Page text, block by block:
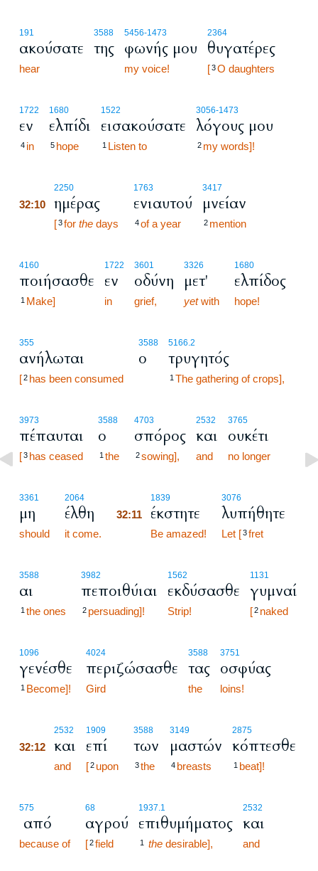
191
ακούσατε
hear
3588
της
5456-1473
φωνής μου
my voice!
2364
θυγατέρες
[3O daughters
1722
εν
4 in
1680
ελπίδι
5 hope
1522
εισακούσατε
1 Listen to
3056-1473
λόγους μου
2 my words]!
2250
32:10 ημέρας
[3for the days
1763
ενιαυτού
4of a year
3417
μνείαν
2 mention
4160
ποιήσασθε
1 Make]
1722
εν
in
3601
οδύνη
grief,
3326
μετ'
yetwith
1680
ελπίδος
hope!
355
ανήλωται
[2 has been consumed
3588
ο
5166.2
τρυγητός
1 The gathering of crops],
3973
πέπαυται
[3 has ceased
3588
ο
1 the
4703
σπόρος
2sowing],
2532
και
and
3765
ουκέτι
no longer
3361
μη
should
2064
έλθη
it come.
1839
32:11 έκστητε
Be amazed!
3076
λυπήθητε
Let [3fret
3588
αι
1 the ones
3982
πεποιθύιαι
2 persuading]!
1562
εκδύσασθε
Strip!
1131
γυμναί
[2 naked
1096
γενέσθε
1 Become]!
4024
περιζώσασθε
Gird
3588
τας
the
3751
οσφύας
loins!
2532
32:12 και
and
1909
επί
[2 upon
3588
των
3the
3149
μαστών
4 breasts
2875
κόπτεσθε
1 beat]!
575
από
because of
68
αγρού
[2field
1937.1
επιθυμήματος
1 the desirable],
2532
και
and